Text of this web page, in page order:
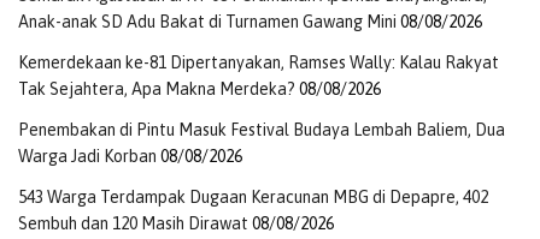
Anak-anak SD Adu Bakat di Turnamen Gawang Mini 08/08/2026
Kemerdekaan ke-81 Dipertanyakan, Ramses Wally: Kalau Rakyat
Tak Sejahtera, Apa Makna Merdeka? 08/08/2026
Penembakan di Pintu Masuk Festival Budaya Lembah Baliem, Dua
Warga Jadi Korban 08/08/2026
543 Warga Terdampak Dugaan Keracunan MBG di Depapre, 402
Sembuh dan 120 Masih Dirawat 08/08/2026